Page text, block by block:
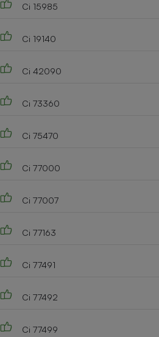
Ci 15985
Ci 19140
Ci 42090
Ci 73360
Ci 75470
Ci 77000
Ci 77007
Ci 77163
Ci 77491
Ci 77492
Ci 77499